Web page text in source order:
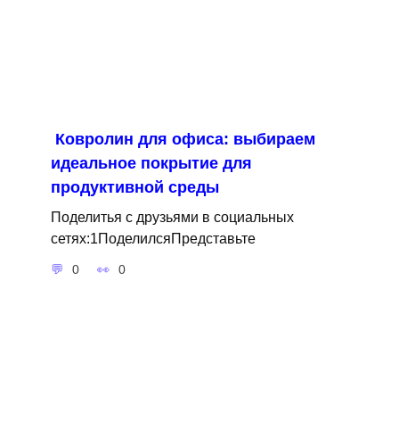
Ковролин для офиса: выбираем
идеальное покрытие для
продуктивной среды
Поделитья с друзьями в социальных
сетях:1ПоделилсяПредставьте
0 0